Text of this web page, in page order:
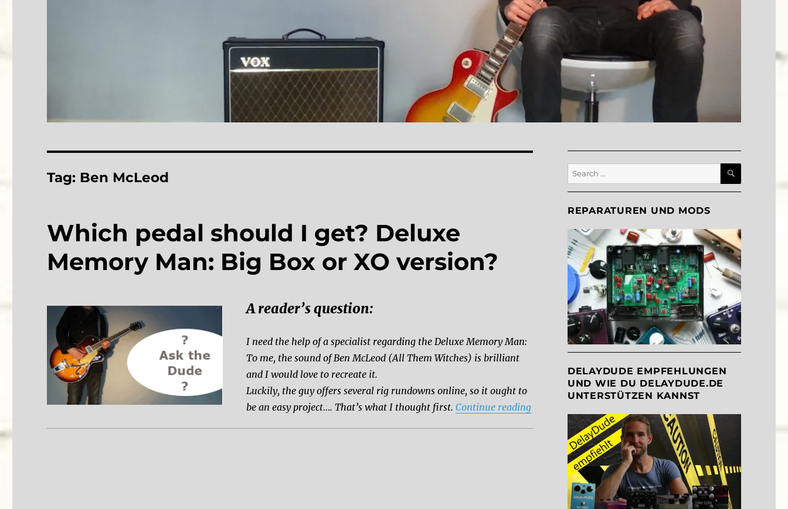
Tag: Ben McLeod
Which pedal should I get? Deluxe
Memory Man: Big Box or XO version?
A reader’s question:
I need the help of a specialist regarding the Deluxe Memory Man:
To me, the sound of Ben McLeod (All Them Witches) is brilliant
and I would love to recreate it.
Luckily, the guy offers several rig rundowns online, so it ought to
be an easy project…. That’s what I thought first.Continue reading“Which pedal should I get? Deluxe Memory Man: Big Box
Search
for:
SEARCH
REPARATUREN UND MODS
DELAYDUDE EMPFEHLUNGEN
UND WIE DU DELAYDUDE.DE
UNTERSTÜTZEN KANNST